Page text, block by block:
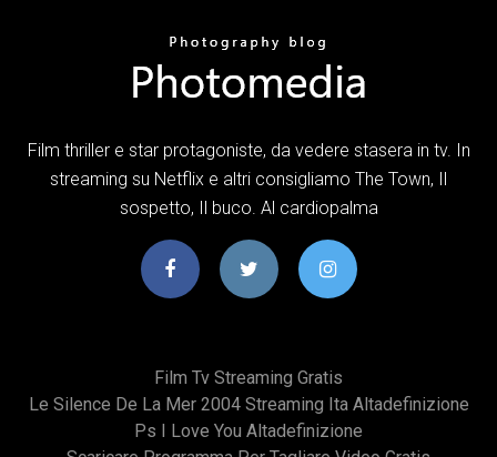
Film thriller e star protagoniste, da vedere stasera in tv. In
streaming su Netflix e altri consigliamo The Town, Il
sospetto, Il buco. Al cardiopalma
Film Tv Streaming Gratis
Le Silence De La Mer 2004 Streaming Ita Altadefinizione
Ps I Love You Altadefinizione